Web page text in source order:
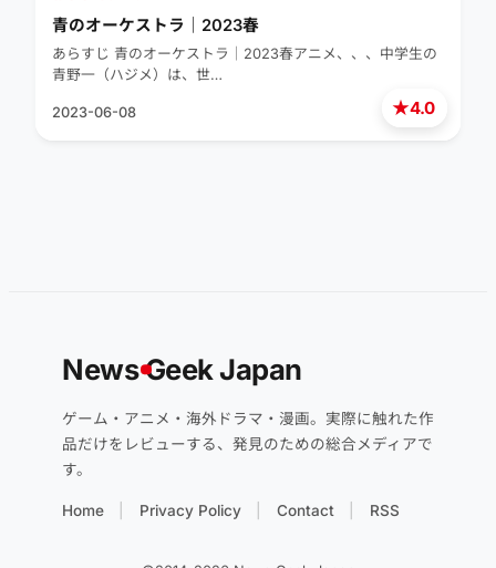
★4.0
青のオーケストラ｜2023春
あらすじ 青のオーケストラ｜2023春アニメ、、、中学生の
青野一（ハジメ）は、世…
2023-06-08
NewsGeek Japan
ゲーム・アニメ・海外ドラマ・漫画。実際に触れた作
品だけをレビューする、発見のための総合メディアで
す。
Home Privacy Policy Contact RSS